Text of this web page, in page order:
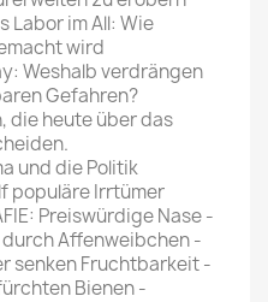
Labor im All: Wie
wird
Weshalb verdrängen
Gefahren?
die heute über das
und die Politik
populäre Irrtümer
Preiswürdige Nase -
durch Affenweib­chen -
sen­ken Fruchtbarkeit -
Bienen -